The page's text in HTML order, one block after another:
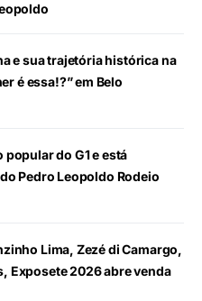
e sua trajetória histórica na
é essa!?” em Belo
popular do G1 e está
Pedro Leopoldo Rodeio
Lima, Zezé di Camargo,
Exposete 2026 abre venda